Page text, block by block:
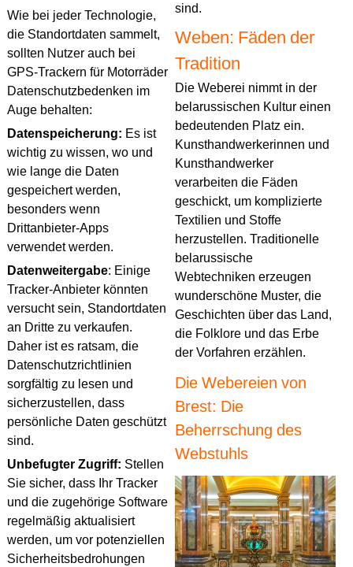
Wie bei jeder Technologie,
die Standortdaten sammelt,
sollten Nutzer auch bei
GPS-Trackern für Motorräder
Datenschutzbedenken im
Auge behalten:
Datenspeicherung: Es ist
wichtig zu wissen, wo und
wie lange die Daten
gespeichert werden,
besonders wenn
Drittanbieter-Apps
verwendet werden.
Datenweitergabe: Einige
Tracker-Anbieter könnten
versucht sein, Standortdaten
an Dritte zu verkaufen.
Daher ist es ratsam, die
Datenschutzrichtlinien
sorgfältig zu lesen und
sicherzustellen, dass
persönliche Daten geschützt
sind.
Unbefugter Zugriff: Stellen
Sie sicher, dass Ihr Tracker
und die zugehörige Software
regelmäßig aktualisiert
werden, um vor potenziellen
Sicherheitsbedrohungen
sind.
Weben: Fäden der
Tradition
Die Weberei nimmt in der
belarussischen Kultur einen
bedeutenden Platz ein.
Kunsthandwerkerinnen und
Kunsthandwerker
verarbeiten die Fäden
geschickt, um komplizierte
Textilien und Stoffe
herzustellen. Traditionelle
belarussische
Webtechniken erzeugen
wunderschöne Muster, die
Geschichten über das Land,
die Folklore und das Erbe
der Vorfahren erzählen.
Die Webereien von
Brest: Die
Beherrschung des
Webstuhls